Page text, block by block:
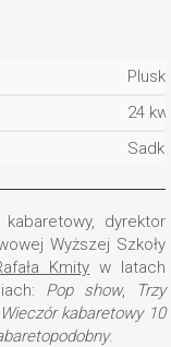
24
dyrektor
Wyższej Szkoły
Kmity w latach
Pop show,
Trzy
Wieczór kabaretowy 10
.